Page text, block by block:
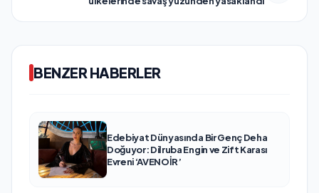
BENZER HABERLER
Edebiyat Dünyasında Bir Genç Deha
Doğuyor: Dilruba Engin ve Zift Karası
Evreni ‘AVENOİR’